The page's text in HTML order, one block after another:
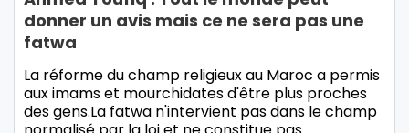
donner un avis mais ce ne sera pas une
fatwa
La réforme du champ religieux au Maroc a permis
aux imams et mourchidates d'être plus proches
des gens.La fatwa n'intervient pas dans le champ